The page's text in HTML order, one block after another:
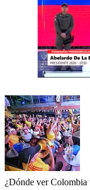
¿Dónde ver Colombia